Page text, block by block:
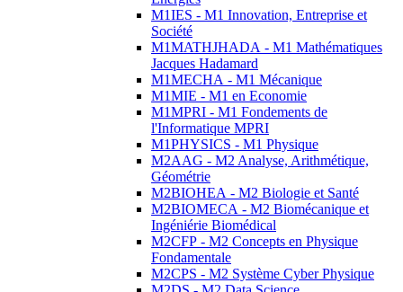
M1IES - M1 Innovation, Entreprise et
Société
M1MATHJHADA - M1 Mathématiques
Jacques Hadamard
M1MECHA - M1 Mécanique
M1MIE - M1 en Economie
M1MPRI - M1 Fondements de
l'Informatique MPRI
M1PHYSICS - M1 Physique
M2AAG - M2 Analyse, Arithmétique,
Géométrie
M2BIOHEA - M2 Biologie et Santé
M2BIOMECA - M2 Biomécanique et
Ingéniérie Biomédical
M2CFP - M2 Concepts en Physique
Fondamentale
M2CPS - M2 Système Cyber Physique